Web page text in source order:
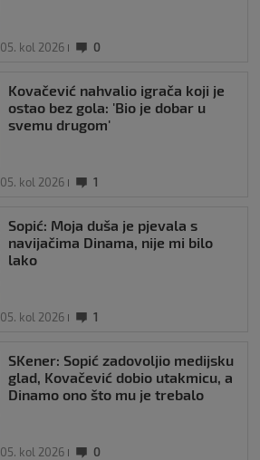
05. kol 2026 0
Kovačević nahvalio igrača koji je
ostao bez gola: 'Bio je dobar u
svemu drugom'
05. kol 2026 1
Sopić: Moja duša je pjevala s
navijačima Dinama, nije mi bilo
lako
05. kol 2026 1
SKener: Sopić zadovoljio medijsku
glad, Kovačević dobio utakmicu, a
Dinamo ono što mu je trebalo
05. kol 2026 0